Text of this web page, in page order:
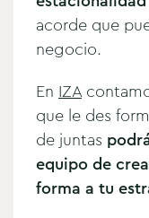
acorde que
negocio.
En IZA
que le des
de juntas
equipo de
forma a tu